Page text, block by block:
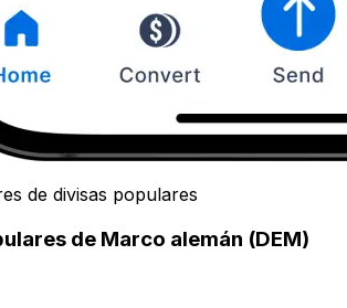
de divisas populares
de Marco alemán (DEM)